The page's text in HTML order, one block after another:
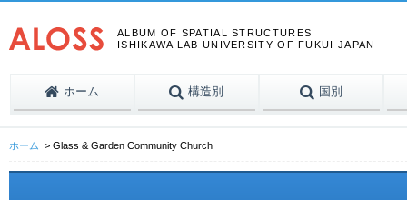
ALBUM OF SPATIAL STRUCTURES
ISHIKAWA LAB UNIVERSITY OF FUKUI JAPAN
ホーム 構造別 国別
ホーム Glass & Garden Community Church